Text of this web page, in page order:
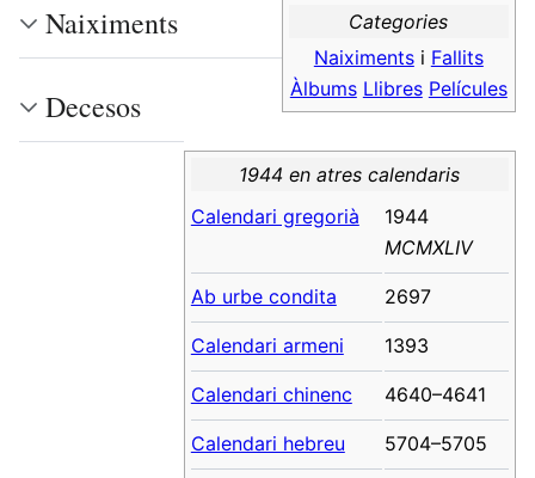
Categories
Naiximentsi Fallits
Àlbums Llibres Películes
1944 en atres calendaris
Calendari gregorià
1944
MCMXLIV
Ab urbe condita 2697
Calendari armeni 1393
Calendari chinenc 4640–4641
Calendari hebreu 5704–5705
Naiximents
Decesos